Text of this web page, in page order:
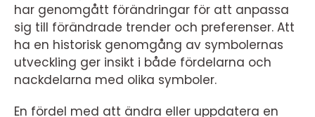
har genomgått förändringar för att anpassa
sig till förändrade trender och preferenser. Att
ha en historisk genomgång av symbolernas
utveckling ger insikt i både fördelarna och
nackdelarna med olika symboler.
En fördel med att ändra eller uppdatera en